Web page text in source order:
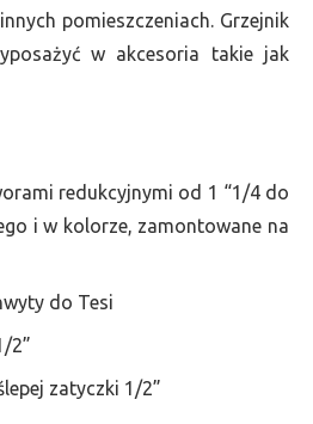
pomieszczeniach. Grzejnik
w akcesoria takie jak
redukcyjnymi od 1 “1/4 do
i w kolorze, zamontowane na
do Tesi
2”
zatyczki 1/2”